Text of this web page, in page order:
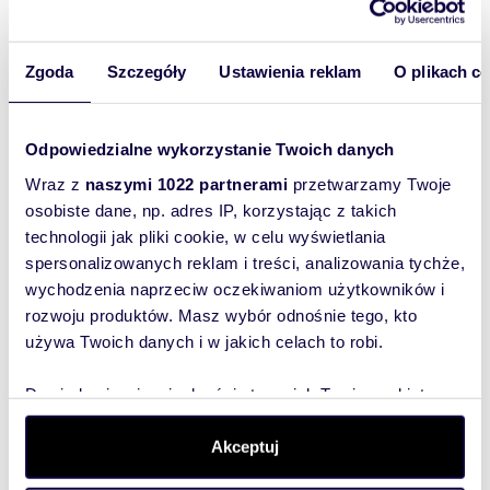
Zgoda Szczegóły Ustawienia reklam O plikach
Odpowiedzialne wykorzystanie Twoich danych
Wraz z naszymi 1022 partnerami przetwarzamy Twoje
osobiste dane, np. adres IP, korzystając z takich
technologii jak pliki cookie, w celu wyświetlania
spersonalizowanych reklam i treści, analizowania tychże,
wychodzenia naprzeciw oczekiwaniom użytkowników i
rozwoju produktów. Masz wybór odnośnie tego, kto
używa Twoich danych i w jakich celach to robi.
Dowiedz się więcej odnośnie tego, jak Twoje osobiste
dane są przetwarzane oraz ustaw własne preferencje w
. W Deklaracji plików cookie możesz
zmienić lub wycofać swoją zgodę w dowolnej chwili.
Akceptuj
szybko się z
Tobą
skontaktował!